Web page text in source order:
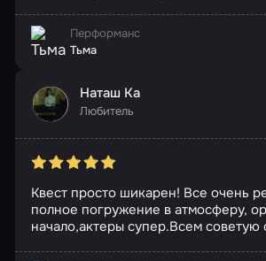
Перформанс
Тьма
Наташ Ка
Любитель
Квест просто шикарен! Все очень
полное погружение в атмосферу,
начало,актеры супер.Всем советую